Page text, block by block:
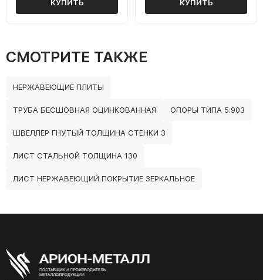
КУПИТЬ КУПИТЬ
СМОТРИТЕ ТАКЖЕ
НЕРЖАВЕЮЩИЕ ПЛИТЫ
ТРУБА БЕСШОВНАЯ ОЦИНКОВАННАЯ ОПОРЫ ТИПА 5.903
ШВЕЛЛЕР ГНУТЫЙ ТОЛЩИНА СТЕНКИ 3
ЛИСТ СТАЛЬНОЙ ТОЛЩИНА 130
ЛИСТ НЕРЖАВЕЮЩИЙ ПОКРЫТИЕ ЗЕРКАЛЬНОЕ